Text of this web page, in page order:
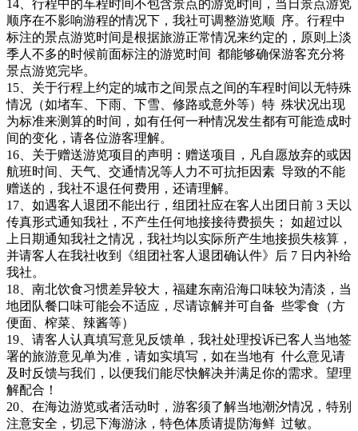
14、行程中的车程时间不包含景点的游览时间，当日景点游览
顺序在不影响游程的情况下，我社可调整游览顺 序。行程中
标注的景点游览时间是根据旅游正常情况来约定的，原则上淡
季人不多的时候前面标注的游览时间 都能够确保游客充分将
景点游览完毕。
15、关于行程上约定的城市之间景点之间的车程时间以无特殊
情况（如堵车、下雨、下雪、修路或意外等）特 殊状况出现
为标准来测算的时间，如有任何一种情况发生都有可能造成时
间的变化，请各位游客理解。
16、关于赠送游览项目的声明：赠送项目，凡自愿放弃的或因
航班时间、天气、交通情况等人力不可抗拒因素 导致的不能
赠送的，我社不退任何费用，还请理解。
17、如遇客人退团不能出行，组团社应在客人出团日前 3 天以
传真形式通知我社，不产生任何地接接待费损失； 如超过以
上日期通知我社之情况，我社均以实际所产生地接损失核算，
并请客人在我社收到《组团社客人退团确认件》后 7 日内补给
我社。
18、南北饮食习惯差异较大，福建东南沿海口味较为清淡，当
地团队餐口味可能会不适应，尽请谅解并可自备 些零食（方
便面、榨菜、辣酱等）
19、请客人认真填写意见反馈单，我社处理投诉已客人当地签
署的旅游意见单为准，请如实填写，如在当地有 什么意见请
及时反馈与我们，以便我们能尽快解决并满足你的需求。望理
解配合！
20、在海边游览或者活动时，游客须了解当地潮汐情况，特别
注意安全，切忌下海游泳，特色体质请提防海鲜 过敏。